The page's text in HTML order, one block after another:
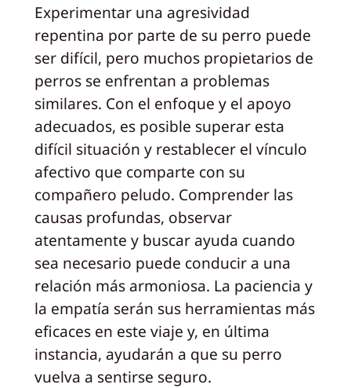
Experimentar una agresividad
repentina por parte de su perro puede
ser difícil, pero muchos propietarios de
perros se enfrentan a problemas
similares. Con el enfoque y el apoyo
adecuados, es posible superar esta
difícil situación y restablecer el vínculo
afectivo que comparte con su
compañero peludo. Comprender las
causas profundas, observar
atentamente y buscar ayuda cuando
sea necesario puede conducir a una
relación más armoniosa. La paciencia y
la empatía serán sus herramientas más
eficaces en este viaje y, en última
instancia, ayudarán a que su perro
vuelva a sentirse seguro.